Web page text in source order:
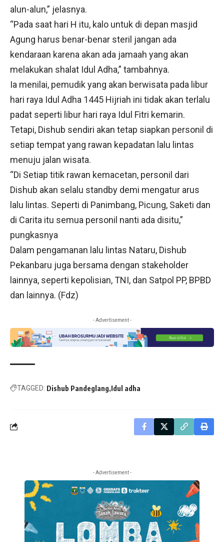
alun-alun,” jelasnya.
“Pada saat hari H itu, kalo untuk di depan masjid
Agung harus benar-benar steril jangan ada
kendaraan karena akan ada jamaah yang akan
melakukan shalat Idul Adha,” tambahnya.
Ia menilai, pemudik yang akan berwisata pada libur
hari raya Idul Adha 1445 Hijriah ini tidak akan terlalu
padat seperti libur hari raya Idul Fitri kemarin.
Tetapi, Dishub sendiri akan tetap siapkan personil di
setiap tempat yang rawan kepadatan lalu lintas
menuju jalan wisata.
“Di Setiap titik rawan kemacetan, personil dari
Dishub akan selalu standby demi mengatur arus
lalu lintas. Seperti di Panimbang, Picung, Saketi dan
di Carita itu semua personil nanti ada disitu,”
pungkasnya
Dalam pengamanan lalu lintas Nataru, Dishub
Pekanbaru juga bersama dengan stakeholder
lainnya, seperti kepolisian, TNI, dan Satpol PP, BPBD
dan lainnya. (Fdz)
- Advertisement -
TAGGED: Dishub Pandeglang Idul adha
- Advertisement -